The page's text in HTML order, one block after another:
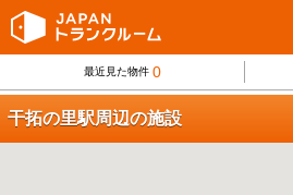
最近見た物件 0
干拓の里駅周辺の施設